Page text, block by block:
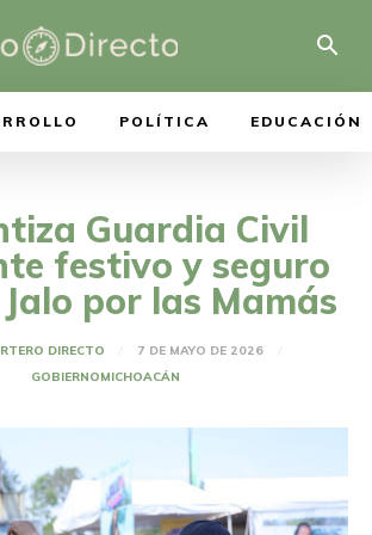
POLÍTICA EDUCACIÓN
Guardia Civil
festivo y seguro
por las Mamás
DIRECTO
7 DE MAYO DE 2026
GOBIERNOMICHOACÁN